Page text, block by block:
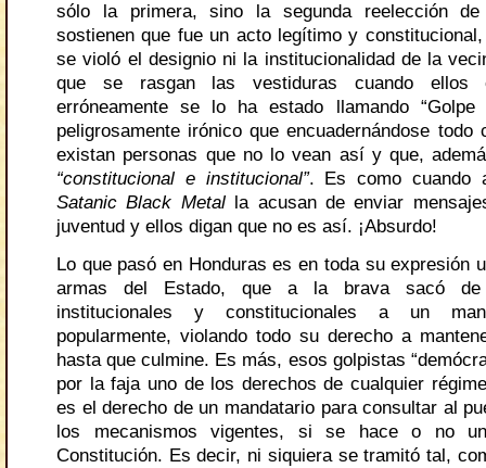
sólo la primera, sino la segunda reelección de
sostienen que fue un acto legítimo y
se violó el designio ni la institucionalidad de la
que se rasgan las vestiduras cuando ellos
erróneamente se lo ha estado llamando “Golpe
peligrosamente irónico que encuadernándose todo
existan personas que no lo vean así y que,
“constitucional e institucional”. Es como cuando
Satanic Black Metalla acusan de enviar
juventud y ellos digan que no es así. ¡Absurdo!
Lo que pasó en Honduras es en toda su expresión
armas del Estado, que a la brava sacó de
institucionales y constitucionales a un
popularmente, violando todo su derecho a
hasta que culmine. Es más, esos golpistas
por la faja uno de los derechos de cualquier
es el derecho de un mandatario para consultar al
los mecanismos vigentes, si se hace o no
Constitución. Es decir, ni siquiera se tramitó tal,